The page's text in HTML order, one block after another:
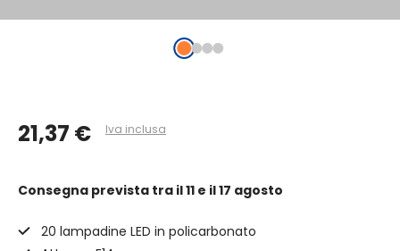
21,37 € Iva inclusa
Consegna prevista tra il 11 e il 17 agosto
20 lampadine LED in policarbonato